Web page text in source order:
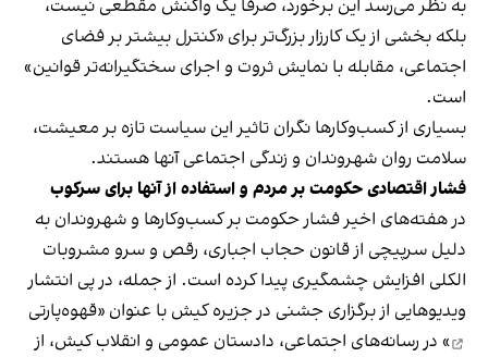
به نظر می‌رسد این برخورد، صرفا یک واکنش مقطعی نیست،
بلکه بخشی از یک کارزار بزرگ‌تر برای «کنترل بیشتر بر فضای
اجتماعی، مقابله با نمایش ثروت و اجرای سختگیرانه‌تر قوانین»
است.
بسیاری از کسب‌وکارها نگران تاثیر این سیاست‌ تازه بر معیشت،
سلامت روان شهروندان و زندگی اجتماعی آنها هستند.
فشار اقتصادی حکومت بر مردم و استفاده از آنها برای سرکوب
در هفته‌های اخیر فشار حکومت بر کسب‌وکارها و شهروندان به
دلیل سرپیچی از قانون حجاب اجباری، رقص و سرو مشروبات
الکلی افزایش چشمگیری پیدا کرده است. از جمله، در پی انتشار
ویدیوهایی از برگزاری جشنی در جزیره کیش با عنوان «قهوه‌پارتی
» در رسانه‌های اجتماعی، دادستان عمومی و انقلاب کیش، از